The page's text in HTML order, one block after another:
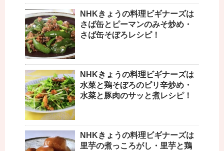
NHKきょうの料理ビギナーズは
さば缶とピーマンのみそ炒め・
さば缶そぼろレシピ！
NHKきょうの料理ビギナーズは
水菜と鶏そぼろのピリ辛炒め・
水菜と豚肉のサッと煮レシピ！
NHKきょうの料理ビギナーズは
里芋の煮っころがし・里芋と鶏